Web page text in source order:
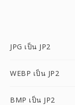
JPG เป็น JP2
WEBP เป็น JP2
BMP เป็น JP2